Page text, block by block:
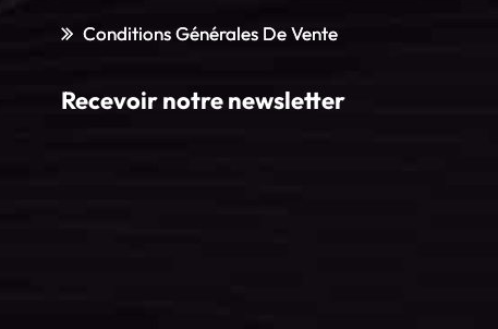
Conditions Générales De Vente
Recevoir notre newsletter